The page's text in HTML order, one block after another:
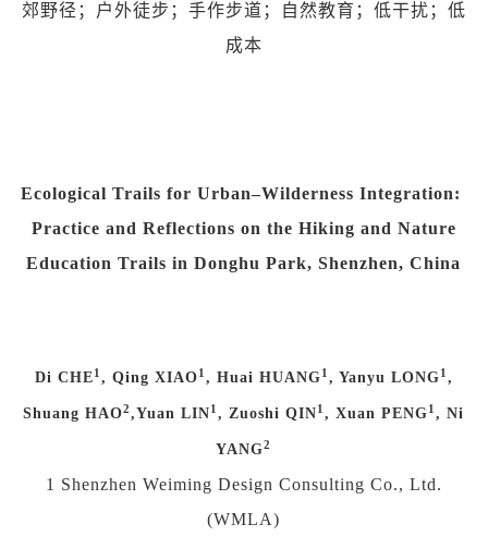
郊野径；户外徒步；手作步道；自然教育；低干扰；低
成本
Ecological Trails for Urban–Wilderness Integration:
Practice and Reflections on the Hiking and Nature
Education Trails in Donghu Park, Shenzhen, China
Di CHE1 , Qing XIAO1 , Huai HUANG1 , Yanyu LONG1 ,
Shuang HAO2 ,Yuan LIN1 , Zuoshi QIN1 , Xuan PENG1 , Ni
YANG2
1 Shenzhen Weiming Design Consulting Co., Ltd.
(WMLA)